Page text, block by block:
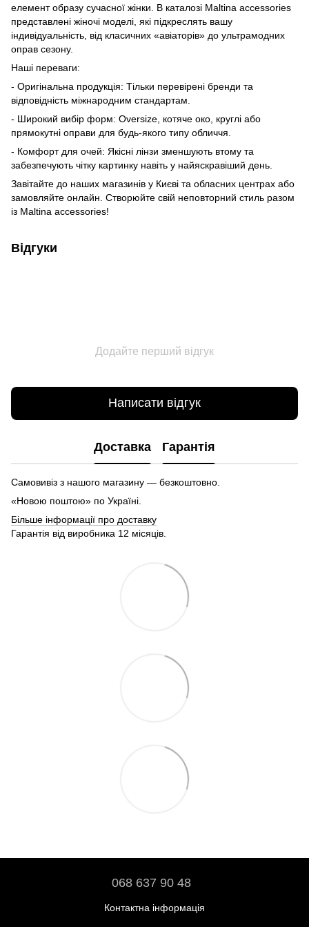
елемент образу сучасної жінки. В каталозі Maltina accessories
представлені жіночі моделі, які підкреслять вашу
індивідуальність, від класичних «авіаторів» до ультрамодних
оправ сезону.
Наші переваги:
- Оригінальна продукція: Тільки перевірені бренди та
відповідність міжнародним стандартам.
- Широкий вибір форм: Oversize, котяче око, круглі або
прямокутні оправи для будь-якого типу обличчя.
- Комфорт для очей: Якісні лінзи зменшують втому та
забезпечують чітку картинку навіть у найяскравіший день.
Завітайте до наших магазинів у Києві та обласних центрах або
замовляйте онлайн. Створюйте свій неповторний стиль разом
із Maltina accessories!
Відгуки
Додайте перший відгук
Написати відгук
Доставка Гарантія
Самовивіз з нашого магазину — безкоштовно.
«Новою поштою» по Україні.
Більше інформації про доставку
Гарантія від виробника 12 місяців.
068 637 90 48
Контактна інформація